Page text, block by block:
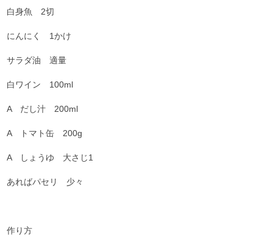
白身魚 2切
にんにく 1かけ
サラダ油 適量
白ワイン 100ml
A だし汁 200ml
A トマト缶 200g
A しょうゆ 大さじ1
あればパセリ 少々
作り方